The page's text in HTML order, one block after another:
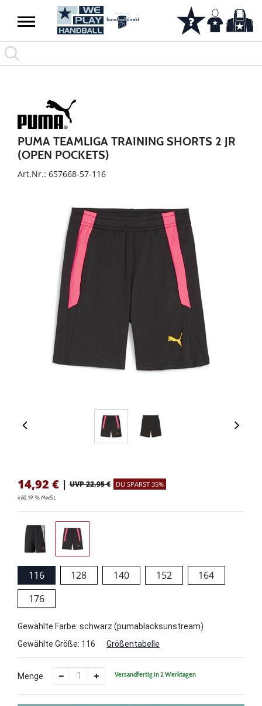
PUMA TEAMLIGA TRAINING SHORTS 2 JR
(OPEN POCKETS)
Art.Nr.: 657668-57-116
14,92 € | UVP 22,95 € DU SPARST 35%
inkl. 19 % MwSt.
116 128 140 152
164
176
Gewählte Farbe: schwarz (pumablacksunstream)
Gewählte Größe: 116 Größentabelle
Menge Versandfertig in 2 Werktagen